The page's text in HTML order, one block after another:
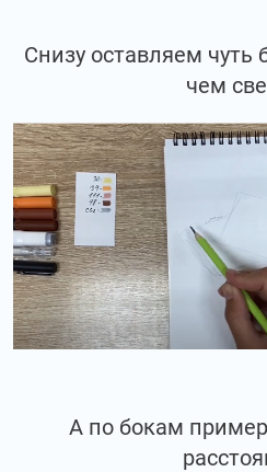
Снизу оставляем чуть
чем
А по бокам